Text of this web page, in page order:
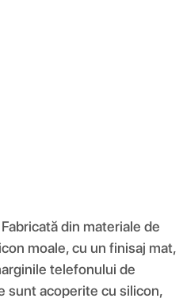
din materiale de
moale, cu un finisaj mat,
telefonului de
sunt acoperite cu silicon,